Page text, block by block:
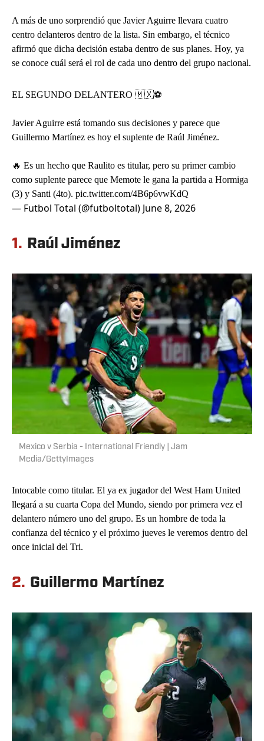
A más de uno sorprendió que Javier Aguirre llevara cuatro
centro delanteros dentro de la lista. Sin embargo, el técnico
afirmó que dicha decisión estaba dentro de sus planes. Hoy, ya
se conoce cuál será el rol de cada uno dentro del grupo nacional.
EL SEGUNDO DELANTERO 🇲🇽⚽️
Javier Aguirre está tomando sus decisiones y parece que
Guillermo Martínez es hoy el suplente de Raúl Jiménez.
🔥 Es un hecho que Raulito es titular, pero su primer cambio
como suplente parece que Memote le gana la partida a Hormiga
(3) y Santi (4to). pic.twitter.com/4B6p6vwKdQ
— Futbol Total (@futboltotal) June 8, 2026
1. Raúl Jiménez
Mexico v Serbia - International Friendly | Jam
Media/GettyImages
Intocable como titular. El ya ex jugador del West Ham United
llegará a su cuarta Copa del Mundo, siendo por primera vez el
delantero número uno del grupo. Es un hombre de toda la
confianza del técnico y el próximo jueves le veremos dentro del
once inicial del Tri.
2. Guillermo Martínez